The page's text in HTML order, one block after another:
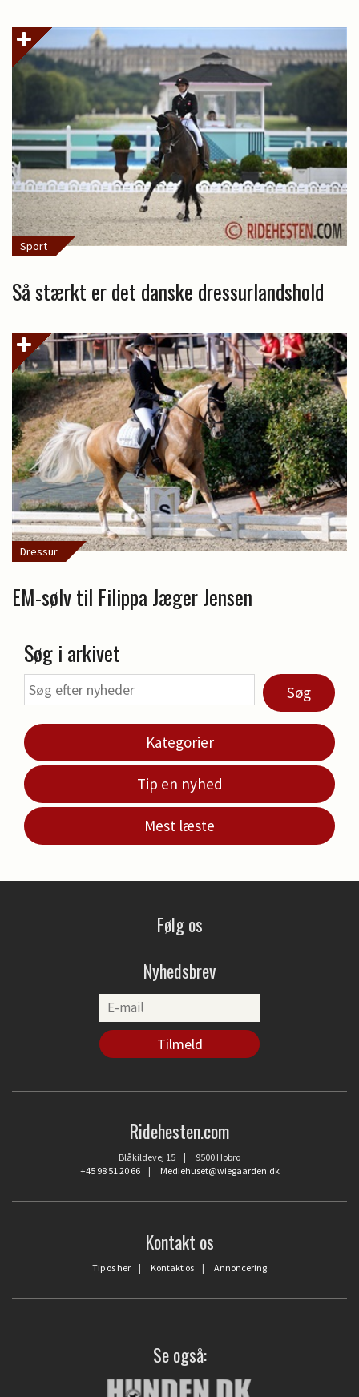
Sport
Så stærkt er det danske dressurlandshold
Dressur
EM-sølv til Filippa Jæger Jensen
Søg i arkivet
Søg
Kategorier
Tip en nyhed
Mest læste
Følg os
Nyhedsbrev
Ridehesten.com
Blåkildevej 15 | 9500 Hobro
+45 98 51 20 66| Mediehuset@wiegaarden.dk
Kontakt os
Tip os her | Kontakt os | Annoncering
Se også: